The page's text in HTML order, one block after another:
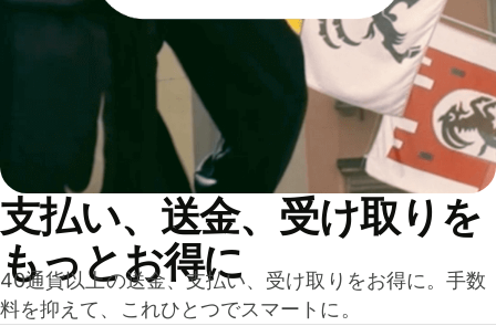
支払い、送金、受け取りを
もっとお得に
40通貨以上の送金、支払い、受け取りをお得に。手数
料を抑えて、これひとつでスマートに。